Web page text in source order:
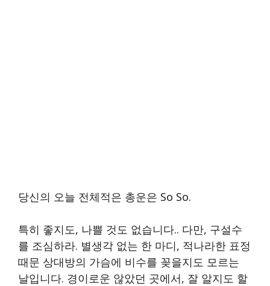
당신의 오늘 전체적은 총운은 So So.
특히 좋지도, 나쁠 것도 없습니다.. 다만, 구설수
를 조심하라. 별생각 없는 한 마디, 적나라한 표정
때문 상대방의 가슴에 비수를 꽂을지도 모르는
날입니다. 경이로운 않았던 곳에서, 잘 알지도 할